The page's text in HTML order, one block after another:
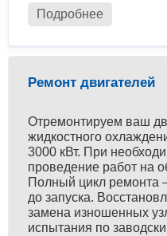
Подробнее
Ремонт двигателей
Отремонтируем ваш
жидкостного
3000 кВт. При
проведение работ на
Полный цикл ремонта
до запуска.
замена изношенных
испытания по